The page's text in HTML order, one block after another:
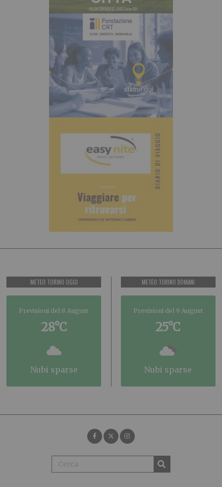
METEO TORINO OGGI
Previsioni del 8 August
28°C
nubi sparse
METEO TORINO DOMANI
Previsioni del 9 August
25°C
nubi sparse